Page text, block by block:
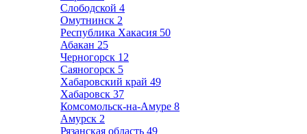
Слободской 4
Омутнинск 2
Республика Хакасия 50
Абакан 25
Черногорск 12
Саяногорск 5
Хабаровский край 49
Хабаровск 37
Комсомольск-на-Амуре 8
Амурск 2
Рязанская область 49